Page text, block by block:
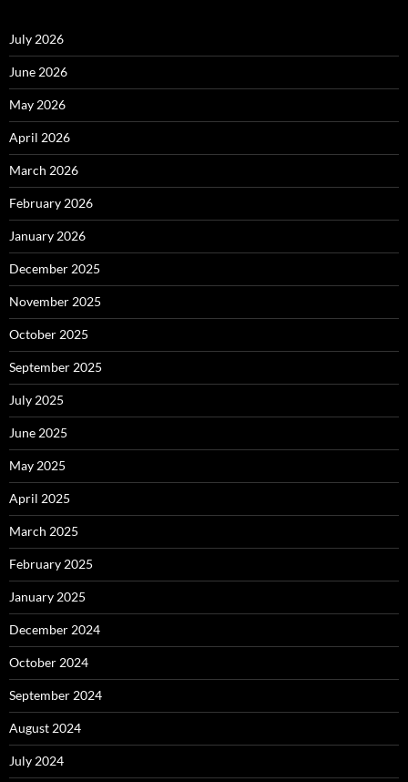
July 2026
June 2026
May 2026
April 2026
March 2026
February 2026
January 2026
December 2025
November 2025
October 2025
September 2025
July 2025
June 2025
May 2025
April 2025
March 2025
February 2025
January 2025
December 2024
October 2024
September 2024
August 2024
July 2024